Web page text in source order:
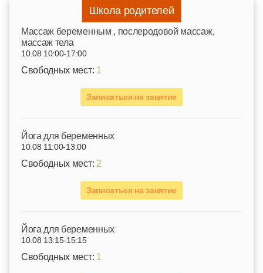
Школа родителей
Mассаж беременным , послеродовой массаж,
массаж тела
10.08 10:00-17:00
Свободных мест: 1
Записаться на занятие
Йога для беременных
10.08 11:00-13:00
Свободных мест: 2
Записаться на занятие
Йога для беременных
10.08 13:15-15:15
Свободных мест: 1